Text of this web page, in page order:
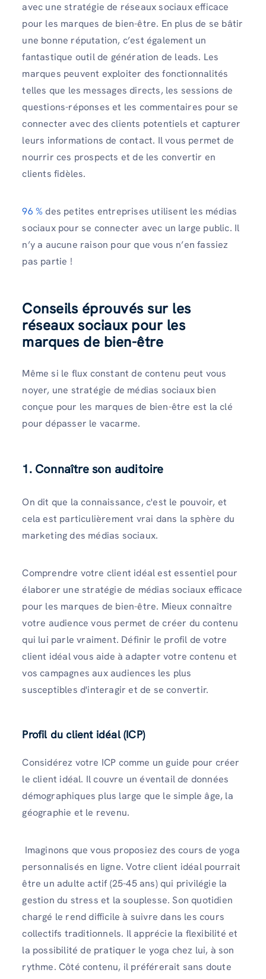
avec une stratégie de réseaux sociaux efficace
pour les marques de bien-être. En plus de se bâtir
une bonne réputation, c’est également un
fantastique outil de génération de leads. Les
marques peuvent exploiter des fonctionnalités
telles que les messages directs, les sessions de
questions-réponses et les commentaires pour se
connecter avec des clients potentiels et capturer
leurs informations de contact. Il vous permet de
nourrir ces prospects et de les convertir en
clients fidèles.
96 % des petites entreprises utilisent les médias
sociaux pour se connecter avec un large public. Il
n’y a aucune raison pour que vous n’en fassiez
pas partie !
Conseils éprouvés sur les
réseaux sociaux pour les
marques de bien-être
Même si le flux constant de contenu peut vous
noyer, une stratégie de médias sociaux bien
conçue pour les marques de bien-être est la clé
pour dépasser le vacarme.
1. Connaître son auditoire
On dit que la connaissance, c'est le pouvoir, et
cela est particulièrement vrai dans la sphère du
marketing des médias sociaux.
Comprendre votre client idéal est essentiel pour
élaborer une stratégie de médias sociaux efficace
pour les marques de bien-être. Mieux connaître
votre audience vous permet de créer du contenu
qui lui parle vraiment. Définir le profil de votre
client idéal vous aide à adapter votre contenu et
vos campagnes aux audiences les plus
susceptibles d'interagir et de se convertir.
Profil du client idéal (ICP)
Considérez votre ICP comme un guide pour créer
le client idéal. Il couvre un éventail de données
démographiques plus large que le simple âge, la
géographie et le revenu.
Imaginons que vous proposiez des cours de yoga
personnalisés en ligne. Votre client idéal pourrait
être un adulte actif (25-45 ans) qui privilégie la
gestion du stress et la souplesse. Son quotidien
chargé le rend difficile à suivre dans les cours
collectifs traditionnels. Il apprécie la flexibilité et
la possibilité de pratiquer le yoga chez lui, à son
rythme. Côté contenu, il préférerait sans doute